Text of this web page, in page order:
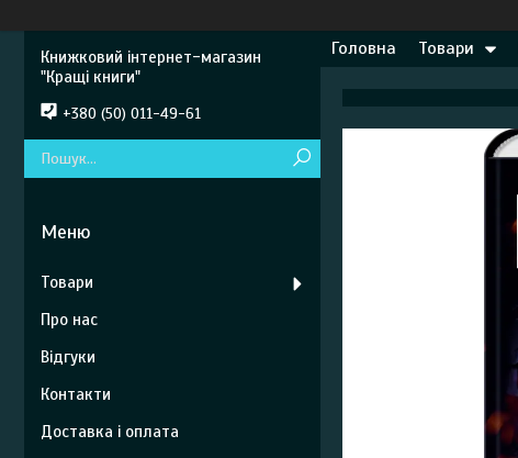
Головна Товари
Книжковий інтернет-магазин
"Кращі книги"
+380 (50) 011-49-61
Товари
Про нас
Відгуки
Контакти
Доставка і оплата